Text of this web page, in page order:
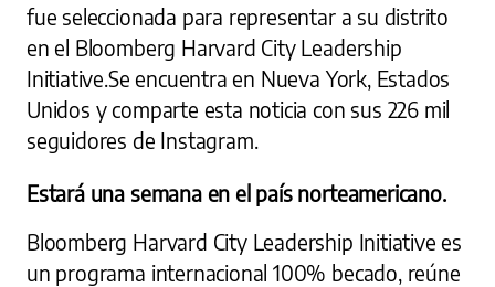
fue seleccionada para representar a su distrito
en el Bloomberg Harvard City Leadership
Initiative.Se encuentra en Nueva York, Estados
Unidos y comparte esta noticia con sus 226 mil
seguidores de Instagram.
Estará una semana en el país norteamericano.
Bloomberg Harvard City Leadership Initiative es
un programa internacional 100% becado, reúne